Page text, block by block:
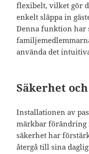
flexibelt, vilket gör
enkelt släppa in
Denna funktion har
använda det
Säkerhet
Installationen av
märkbar förändring
säkerhet har
återgå till sina